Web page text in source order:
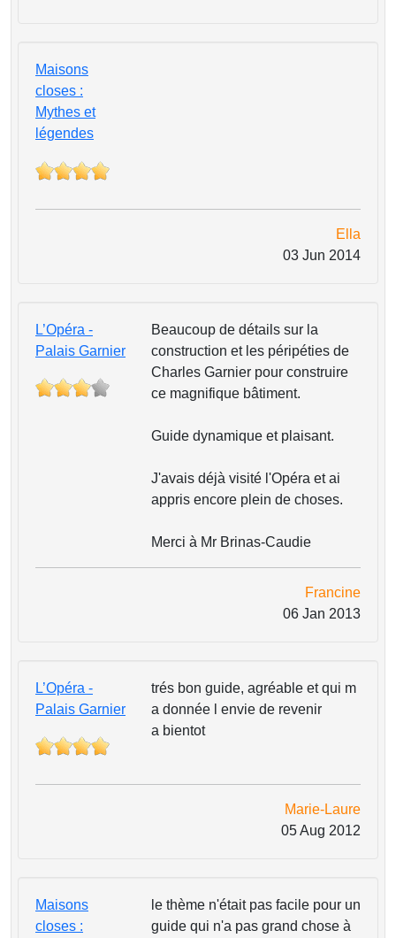
Maisons
closes :
Mythes et
légendes
Ella
03 Jun 2014
L’Opéra -
Palais Garnier
Beaucoup de détails sur la
construction et les péripéties de
Charles Garnier pour construire
ce magnifique bâtiment.
Guide dynamique et plaisant.
J'avais déjà visité l'Opéra et ai
appris encore plein de choses.
Merci à Mr Brinas-Caudie
Francine
06 Jan 2013
L’Opéra -
Palais Garnier
trés bon guide, agréable et qui m
a donnée l envie de revenir
a bientot
Marie-Laure
05 Aug 2012
Maisons
closes :
le thème n'était pas facile pour un
guide qui n'a pas grand chose à